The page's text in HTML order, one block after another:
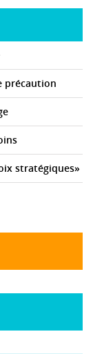
précaution
stratégiques»